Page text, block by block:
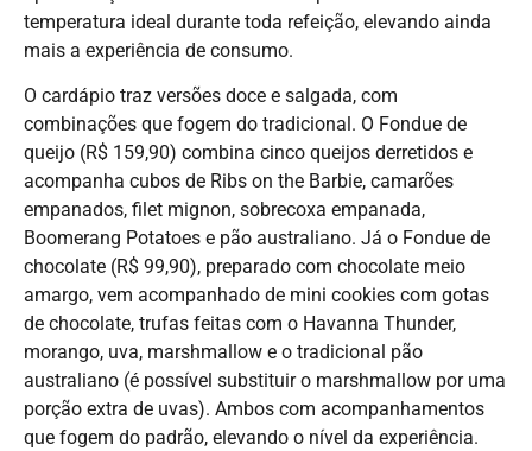
temperatura ideal durante toda refeição, elevando ainda
mais a experiência de consumo.
O cardápio traz versões doce e salgada, com
combinações que fogem do tradicional. O Fondue de
queijo (R$ 159,90) combina cinco queijos derretidos e
acompanha cubos de Ribs on the Barbie, camarões
empanados, filet mignon, sobrecoxa empanada,
Boomerang Potatoes e pão australiano. Já o Fondue de
chocolate (R$ 99,90), preparado com chocolate meio
amargo, vem acompanhado de mini cookies com gotas
de chocolate, trufas feitas com o Havanna Thunder,
morango, uva, marshmallow e o tradicional pão
australiano (é possível substituir o marshmallow por uma
porção extra de uvas). Ambos com acompanhamentos
que fogem do padrão, elevando o nível da experiência.